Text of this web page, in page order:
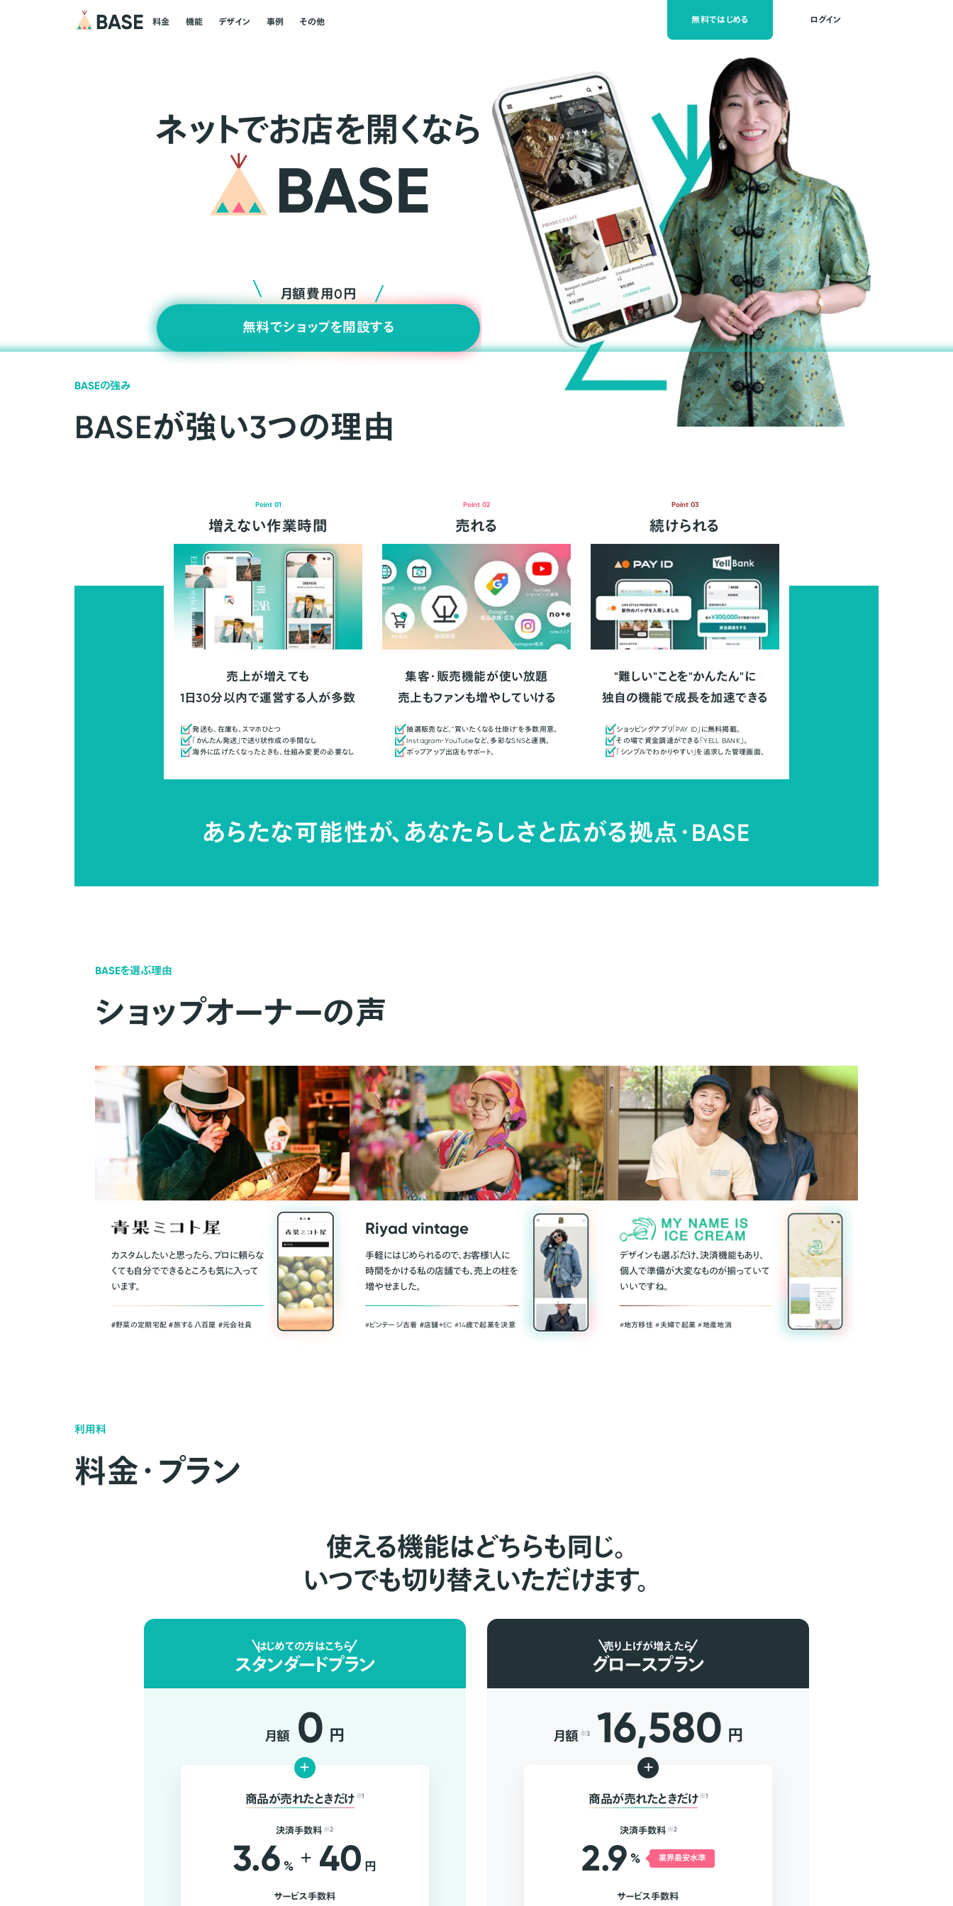
料金 機能 デザイン 事例 その他 無料ではじめる ログイン
ネッ トでお店を開くなら
月額費用0円
無料でショップを開設する
BASEの強み
BASEが強い3つの理由
Point 01
増えない作業時間
売上が増えても
1日30分以内で運営する人が多数
発送も、在庫も、スマホひとつ
「かんたん発送」で送り状作成の手間なし
海外に広げたくなったときも、仕組み変更の必要なし
Point 02
売れる
集客・販売機能が使い放題
売上もファンも増やしていける
抽選販売など、"買いたくなる仕掛け"を多数用意。
Instagram・YouTubeなど、多彩なSNSと連携。
ポップアップ出店もサポート。
Point 03
続けられる
"難しい"ことを"かんたん"に
独自の機能で成長を加速できる
ショッピングアプリ「PAY ID」に無料掲載。
その場で資金調達ができる「YELL BANK」。
「シンプルでわかりやすい」を追求した管理画面。
あらたな可能性が、あなたらしさと広がる拠点・BASE
BASEを選ぶ理由
ショップオーナーの声
カスタムしたいと思ったら、プロに頼らな
くても自分でできるところも気に入って
います。
＃野菜の定期宅配 ＃旅する八百屋 ＃元会社員
Riyad vintage
手軽にはじめられるので、お客様1人に
時間をかける私の店舗でも、売上の柱を
増やせました。
#ビンテージ古着 ＃店舗＋EC #14歳で起業を決意
デザインも選ぶだけ、決済機能もあり、
個人で準備が大変なものが揃っていて
いいですね。
#地方移住 #夫婦で起業 #地産地消
利用料
料金・プラン
使える機能はどちらも同じ。
いつでも切り替えいただけます。
はじめての方はこちら
スタンダードプラン
月額 0 円
+
商品が売れたときだけ ※1
決済手数料 ※2
3.6 % + 40 円
サービス手数料
売り上げが増えたら
グロースプラン
月額 ※3 16,580 円
+
商品が売れたときだけ ※1
決済手数料 ※2
2.9 % 業界最安水準
サービス手数料